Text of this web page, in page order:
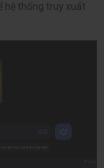
hệ thống truy xuất